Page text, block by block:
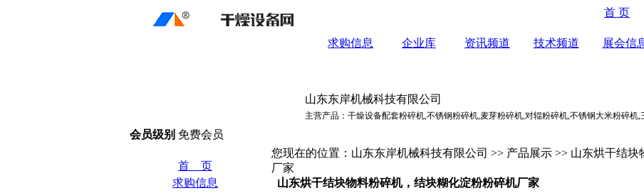
首 页
求购信息 企业库 资讯频道 技术频道 展会信
山东东岸机械科技有限公司
主营产品：干燥设备配套粉碎机,不锈钢粉碎机,麦芽粉碎机,对辊粉碎机,不锈钢大米粉碎
会员级别 免费会员
首 页
求购信息
您现在的位置：山东东岸机械科技有限公司 >> 产品展示 >> 山东烘干结
厂家
山东烘干结块物料粉碎机，结块糊化淀粉粉碎机厂家